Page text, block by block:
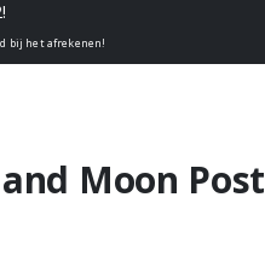
bij het afrekenen!
Moon